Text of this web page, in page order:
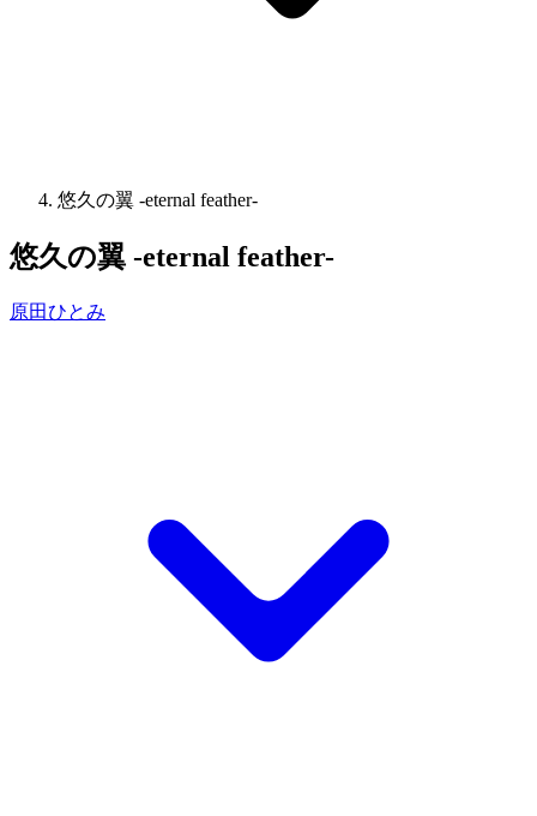
悠久の翼 -eternal feather-
悠久の翼 -eternal feather-
原田ひとみ